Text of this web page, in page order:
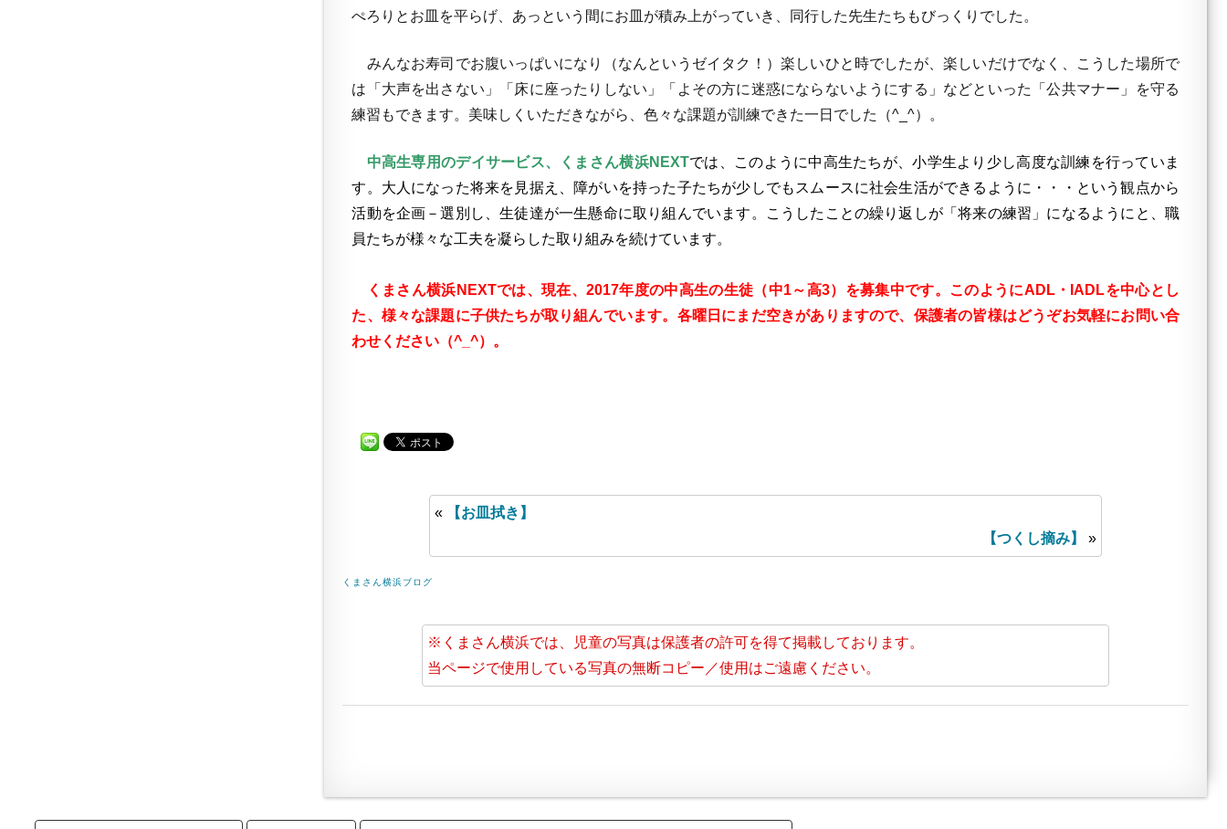
ぺろりとお皿を平らげ、あっという間にお皿が積み上がっていき、同行した先生たちもびっくりでした。
みんなお寿司でお腹いっぱいになり（なんというゼイタク！）楽しいひと時でしたが、楽しいだけでなく、こうした場所で
は「大声を出さない」「床に座ったりしない」「よその方に迷惑にならないようにする」などといった「公共マナー」を守る
練習もできます。美味しくいただきながら、色々な課題が訓練できた一日でした（^_^）。
中高生専用のデイサービス、くまさん横浜NEXTでは、このように中高生たちが、小学生より少し高度な訓練を行っていま
す。大人になった将来を見据え、障がいを持った子たちが少しでもスムースに社会生活ができるように・・・という観点から
活動を企画－選別し、生徒達が一生懸命に取り組んでいます。こうしたことの繰り返しが「将来の練習」になるようにと、職
員たちが様々な工夫を凝らした取り組みを続けています。
くまさん横浜NEXTでは、現在、2017年度の中高生の生徒（中1～高3）を募集中です。このようにADL・IADLを中心とし
た、様々な課題に子供たちが取り組んでいます。各曜日にまだ空きがありますので、保護者の皆様はどうぞお気軽にお問い合
わせください（^_^）。
«
【お皿拭き】
【つくし摘み】
»
くまさん横浜ブログ
※くまさん横浜では、児童の写真は保護者の許可を得て掲載しております。
当ページで使用している写真の無断コピー／使用はご遠慮ください。